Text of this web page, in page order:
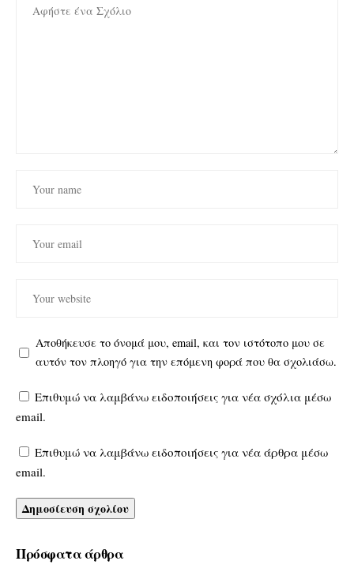
Αποθήκευσε το όνομά μου, email, και τον ιστότοπο μου σε
αυτόν τον πλοηγό για την επόμενη φορά που θα σχολιάσω.
Επιθυμώ να λαμβάνω ειδοποιήσεις για νέα σχόλια μέσω
email.
Επιθυμώ να λαμβάνω ειδοποιήσεις για νέα άρθρα μέσω
email.
Πρόσφατα άρθρα